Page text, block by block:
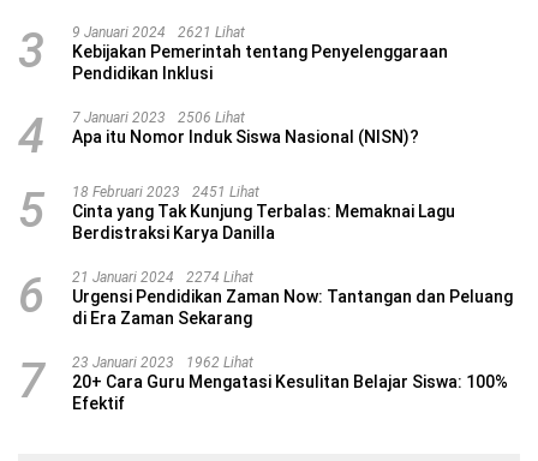
3 9 Januari 2024 2621 Lihat
Kebijakan Pemerintah tentang Penyelenggaraan
Pendidikan Inklusi
4 7 Januari 2023 2506 Lihat
Apa itu Nomor Induk Siswa Nasional (NISN)?
5 18 Februari 2023 2451 Lihat
Cinta yang Tak Kunjung Terbalas: Memaknai Lagu
Berdistraksi Karya Danilla
6 21 Januari 2024 2274 Lihat
Urgensi Pendidikan Zaman Now: Tantangan dan Peluang
di Era Zaman Sekarang
7 23 Januari 2023 1962 Lihat
20+ Cara Guru Mengatasi Kesulitan Belajar Siswa: 100%
Efektif